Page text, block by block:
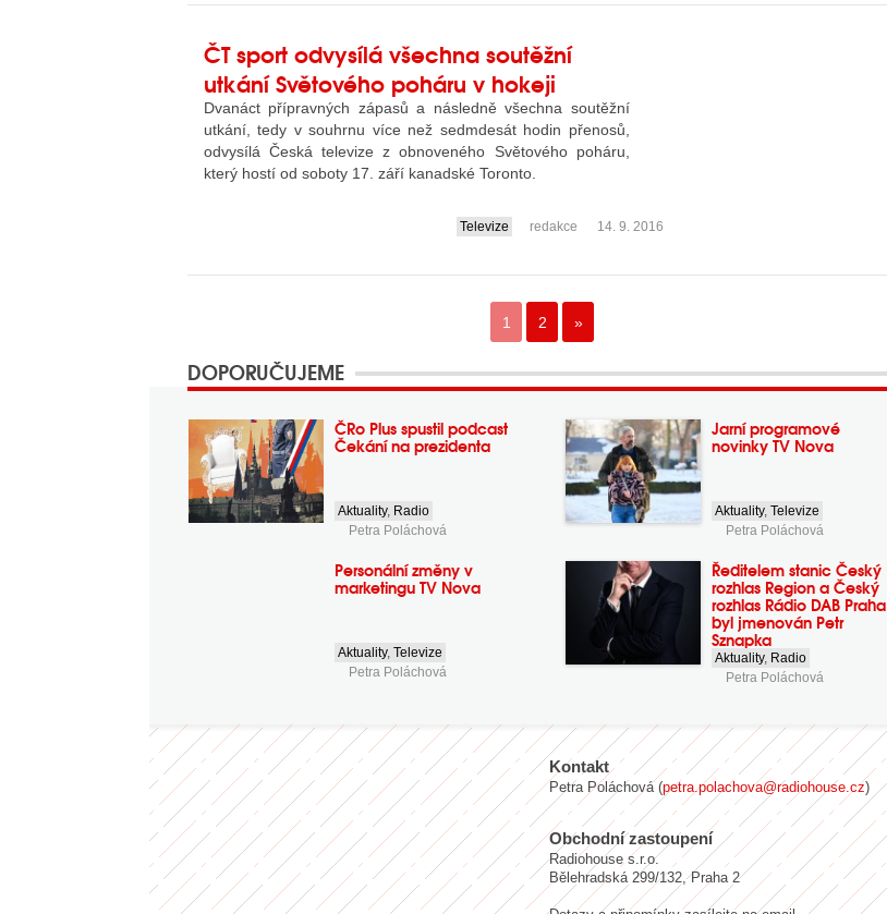
ČT sport odvysílá všechna soutěžní
utkání Světového poháru v hokeji
Dvanáct přípravných zápasů a následně všechna soutěžní
utkání, tedy v souhrnu více než sedmdesát hodin přenosů,
odvysílá Česká televize z obnoveného Světového poháru,
který hostí od soboty 17. září kanadské Toronto.
Televize redakce 14. 9. 2016
1 2 »
DOPORUČUJEME
ČRo Plus spustil podcast
Čekání na prezidenta
Aktuality, Radio
Petra Poláchová
Jarní programové
novinky TV Nova
Aktuality,Televize
Petra Poláchová
Personální změny v
marketingu TV Nova
Aktuality,Televize
Petra Poláchová
Ředitelem stanic Český
rozhlas Region a Český
rozhlas Rádio DAB Praha
byl jmenován Petr
Sznapka
Aktuality, Radio
Petra Poláchová
Kontakt
Petra Poláchová (petra.polachova@radiohouse.cz)
Obchodní zastoupení
Radiohouse s.r.o.
Bělehradská 299/132, Praha 2